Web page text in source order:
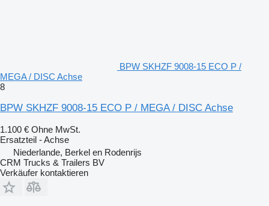
BPW SKHZF 9008-15 ECO P /
MEGA / DISC Achse
8
BPW SKHZF 9008-15 ECO P / MEGA / DISC Achse
1.100 € Ohne MwSt.
Ersatzteil - Achse
Niederlande, Berkel en Rodenrijs
CRM Trucks & Trailers BV
Verkäufer kontaktieren